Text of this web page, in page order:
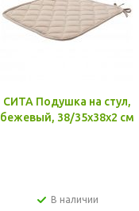
СИТА Подушка на стул,
бежевый, 38/35x38x2 см
В наличии